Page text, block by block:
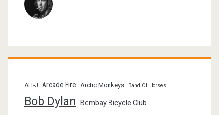
ALT-J Arcade Fire Arctic Monkeys Band Of Horses
Bob Dylan Bombay Bicycle Club